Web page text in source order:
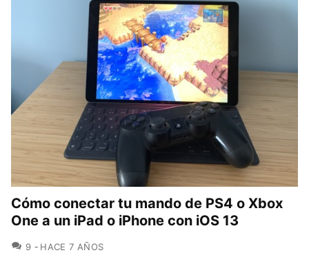
Cómo conectar tu mando de PS4 o Xbox
One a un iPad o iPhone con iOS 13
9 COMENTARIOS
HACE 7 AÑOS